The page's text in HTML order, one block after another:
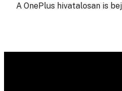
A OnePlus hivatalosan is